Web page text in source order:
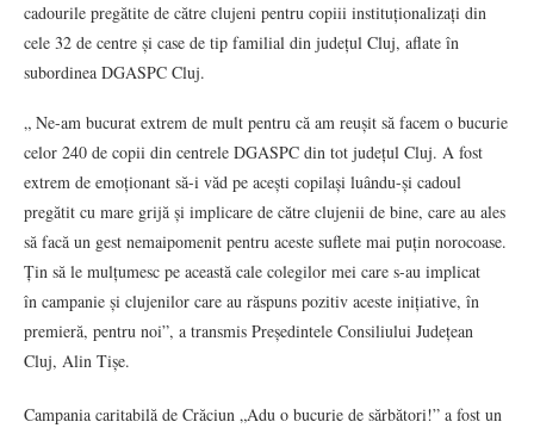
cadourile pregătite de către clujeni pentru copiii instituționalizați din
cele 32 de centre și case de tip familial din județul Cluj, aflate în
subordinea DGASPC Cluj.
„ Ne-am bucurat extrem de mult pentru că am reușit să facem o bucurie
celor 240 de copii din centrele DGASPC din tot județul Cluj. A fost
extrem de emoționant să-i văd pe acești copilași luându-și cadoul
pregătit cu mare grijă și implicare de către clujenii de bine, care au ales
să facă un gest nemaipomenit pentru aceste suflete mai puțin norocoase.
Țin să le mulțumesc pe această cale colegilor mei care s-au implicat
în campanie și clujenilor care au răspuns pozitiv aceste inițiative, în
premieră, pentru noi”, a transmis Președintele Consiliului Județean
Cluj, Alin Tișe.
Campania caritabilă de Crăciun „Adu o bucurie de sărbători!” a fost un